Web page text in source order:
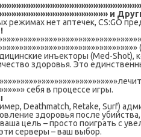
и
режимах нет аптечек, CS:GO
инъекторы (Med-Shot),
здоровья. Это
себя в процессе игры.
Deathmatch, Retake, Surf)
здоровья после
цель – просто поиграть с
серверы – ваш выбор.